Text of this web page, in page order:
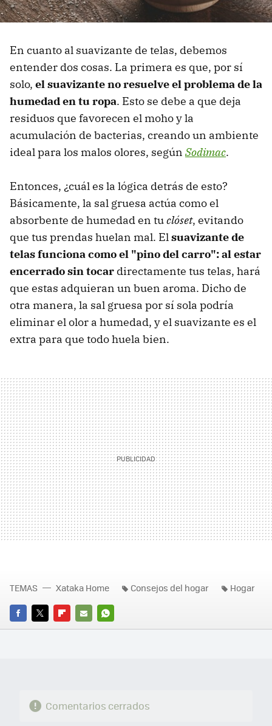
En cuanto al suavizante de telas, debemos
entender dos cosas. La primera es que, por sí
solo, el suavizanteno resuelve el problema de la
humedaden tu ropa. Esto se debe a que deja
residuos que favorecen el moho y la
acumulación de bacterias, creando un ambiente
ideal para los malos olores, según Sodimac.
Entonces, ¿cuál es la lógica detrás de esto?
Básicamente, la sal gruesa actúa como el
absorbente de humedad en tuclóset, evitando
que tus prendas huelan mal. Elsuavizante de
telas funciona como el "pino del carro": al estar
encerrado sin tocar directamente tus telas, hará
que estas adquieran un buen aroma. Dicho de
otra manera, la sal gruesa por sí sola podría
eliminar el olor a humedad, y el suavizante es el
extra para que todo huela bien.
FACEBOOK
TWITTERFLIPBOARD
E-
WHATSAPP
TEMAS Xataka Home Consejos del hogar Hogar
Comentarios cerrados